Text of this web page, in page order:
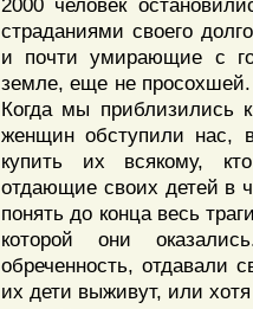
2000 человек
страданиями своего
и почти умирающие с
земле, еще не
Когда мы приблизились
женщин обступили нас,
купить их всякому,
отдающие своих детей в
понять до конца весь
которой они
обреченность, отдавали
их дети выживут, или